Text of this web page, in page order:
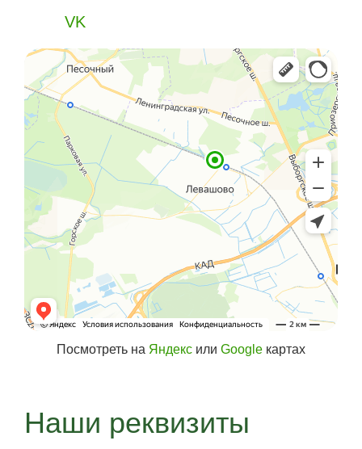
VK
Посмотреть на Яндекс или Google картах
Наши реквизиты